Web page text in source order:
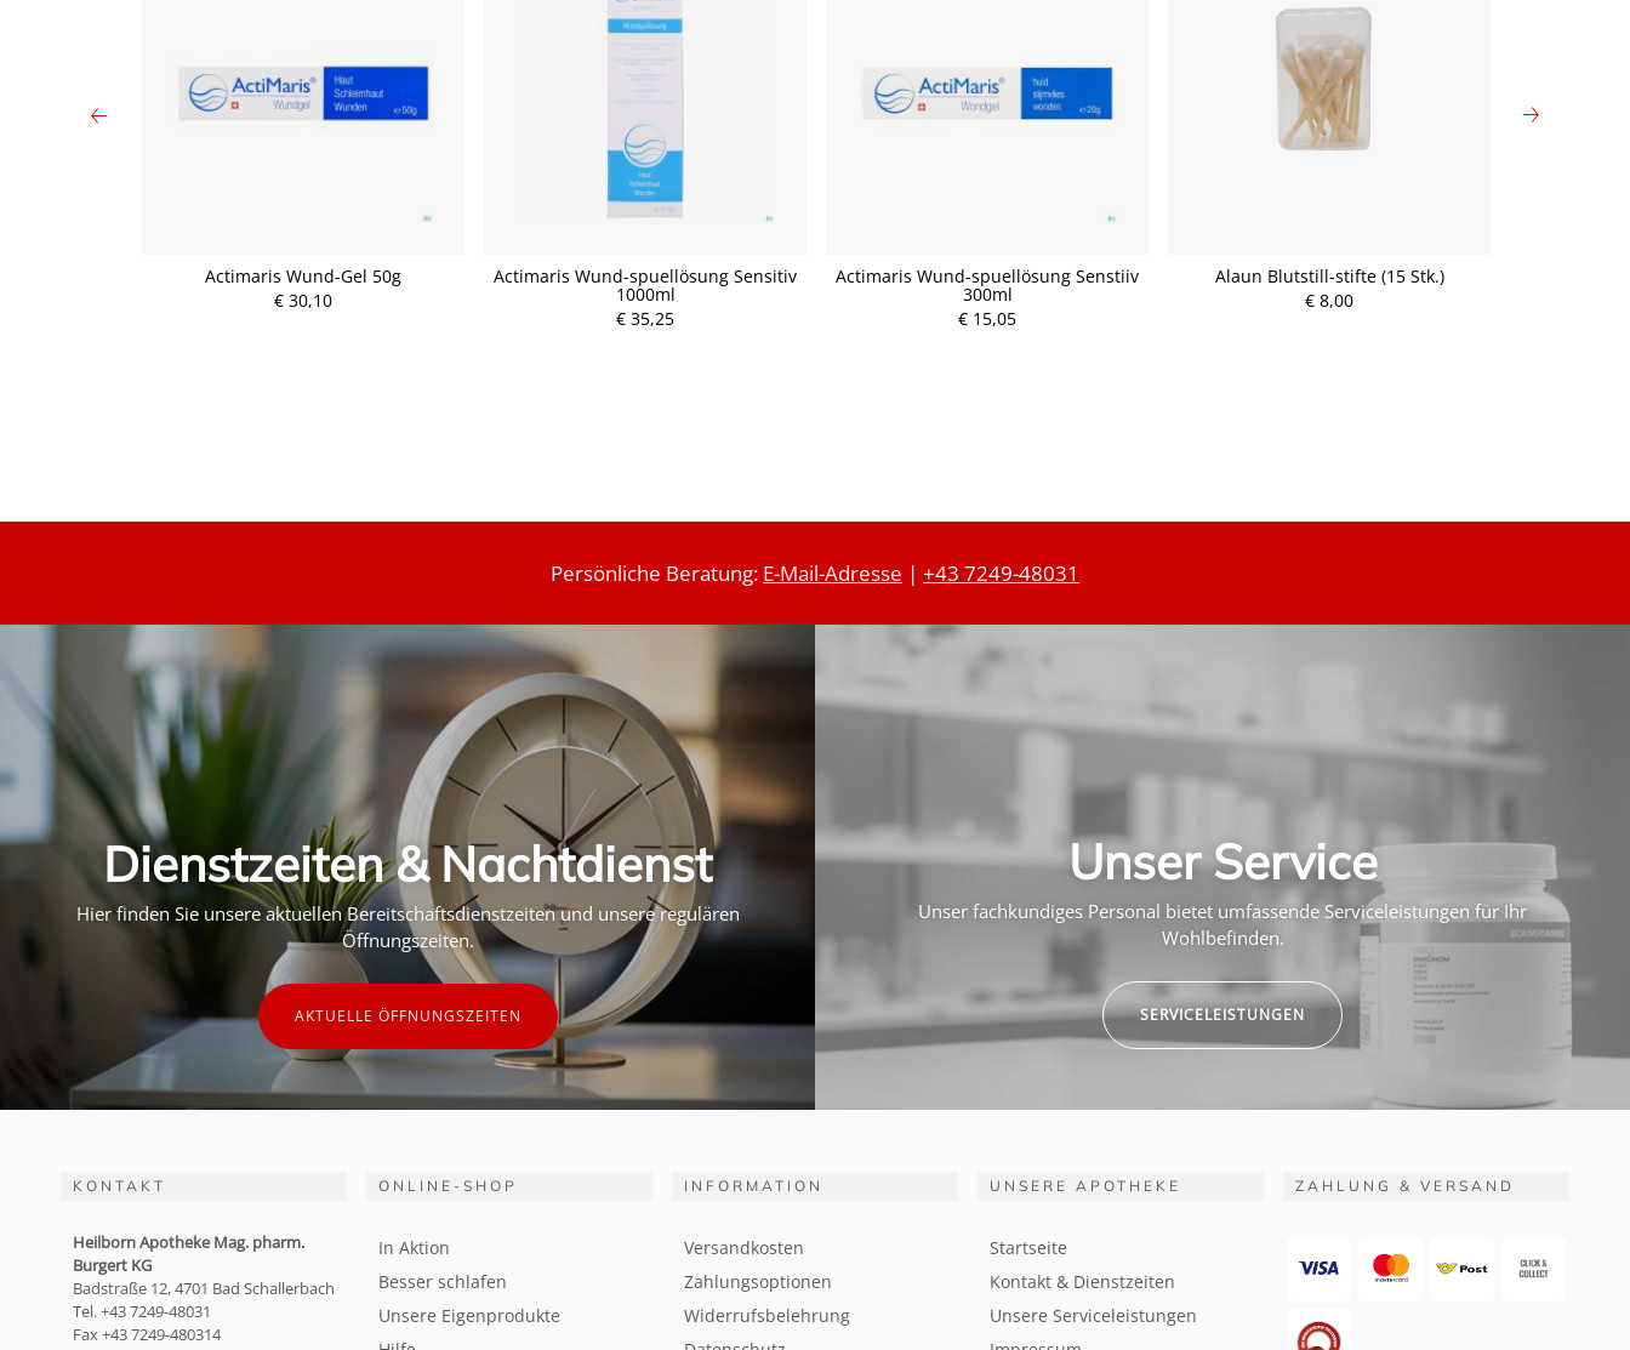
Actimaris Wund-Gel 50g
€ 30,10
Actimaris Wund-spuellösung Sensitiv
1000ml
€ 35,25
Actimaris Wund-spuellösung Senstiiv
300ml
€ 15,05
Alaun Blutstill-stifte (15 Stk.)
€ 8,00
P
r
P
Persönliche Beratung: E-Mail-Adresse | +43 7249-48031
Dienstzeiten & Nachtdienst
Hier finden Sie unsere aktuellen Bereitschaftsdienstzeiten und unsere regulären
Öffnungszeiten.
AKTUELLE ÖFFNUNGSZEITEN
Unser Service
Unser fachkundiges Personal bietet umfassende Serviceleistungen für Ihr
Wohlbefinden.
SERVICELEISTUNGEN
KONTAKT
Heilborn Apotheke Mag. pharm.
Burgert KG
Badstraße 12, 4701 Bad Schallerbach
Tel. +43 7249-48031
Fax +43 7249-480314
ONLINE-SHOP
In Aktion
Besser schlafen
Unsere Eigenprodukte
INFORMATION
Versandkosten
Zahlungsoptionen
Widerrufsbelehrung
UNSERE APOTHEKE
Startseite
Kontakt & Dienstzeiten
Unsere Serviceleistungen
ZAHLUNG & VERSAND